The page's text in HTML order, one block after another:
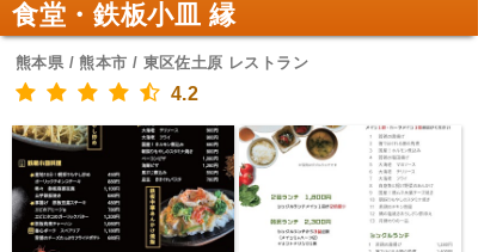
食堂・鉄板小皿 縁
熊本県 / 熊本市 / 東区佐土原 レストラン
4.2